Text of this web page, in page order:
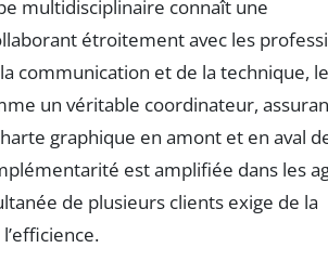
multidisciplinaire connaît une
étroitement avec les
communication et de la technique, le
un véritable coordinateur,
graphique en amont et en aval
est amplifiée dans les
de plusieurs clients exige de la